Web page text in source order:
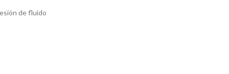
de fluido